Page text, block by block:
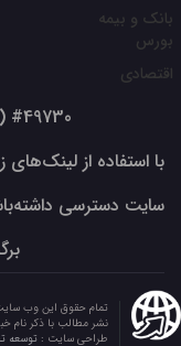
بانک و بیمه
بورس
اقتصادی
#49730 (بدون عنوان)
سایت دسترسی
تمام حقوق این وب
نشر مطالب با ذکر نام
طراحی سایت : توسعه